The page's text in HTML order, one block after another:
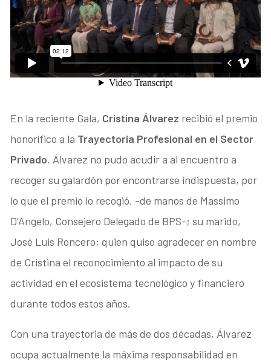
En la reciente Gala, Cristina Álvarez recibió el premio
honorífico a la Trayectoria Profesional en el Sector
Privado. Álvarez no pudo acudir a al encuentro a
recoger su galardón por encontrarse indispuesta, por
lo que el premio lo recogió, -de manos de Massimo
D’Angelo, Consejero Delegado de BPS-; su marido,
José Luis Roncero; quien quiso agradecer en nombre
de Cristina el reconocimiento al impacto de su
actividad en el ecosistema tecnológico y financiero
durante todos estos años.
Con una trayectoria de más de dos décadas, Álvarez
ocupa actualmente la máxima responsabilidad en